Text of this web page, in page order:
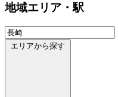
地域エリア・駅
エリアから探す